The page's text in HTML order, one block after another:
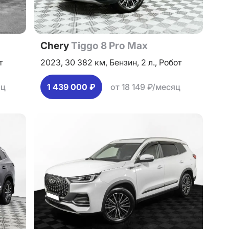
CheryTiggo 8 Pro Max
2023, 30 382 км, Бензин, 2 л., Робот
1 439 000 ₽ от 18 149 ₽/месяц